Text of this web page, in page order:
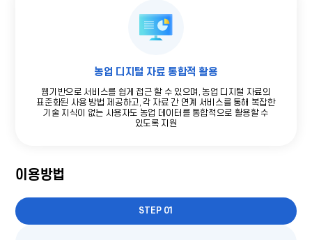
농업 디지털 자료 통합적 활용
웹기반으로 서비스를 쉽게 접근 할 수 있으며, 농업 디지털 자료의
표준화된 사용 방법 제공하고, 각 자료 간 연계 서비스를 통해 복잡한
기술 지식이 없는 사용자도 농업 데이터를 통합적으로 활용할 수
있도록 지원
이용방법
STEP 01